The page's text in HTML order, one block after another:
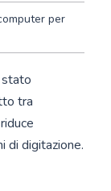
per
tra
di digitazione.